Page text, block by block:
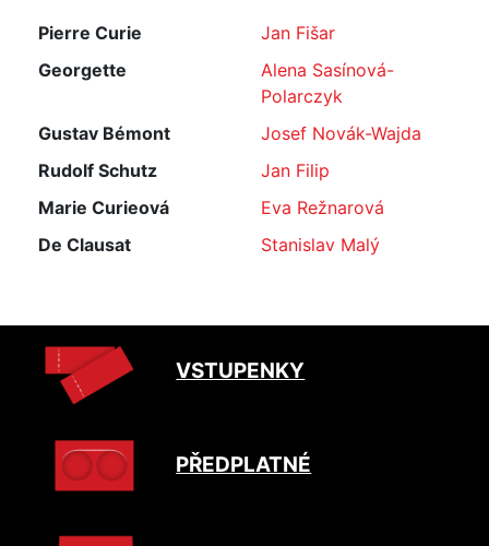
Pierre Curie
Jan Fišar
Georgette
Alena Sasínová-
Polarczyk
Gustav Bémont
Josef Novák-Wajda
Rudolf Schutz
Jan Filip
Marie Curieová
Eva Režnarová
De Clausat
Stanislav Malý
VSTUPENKY
PŘEDPLATNÉ